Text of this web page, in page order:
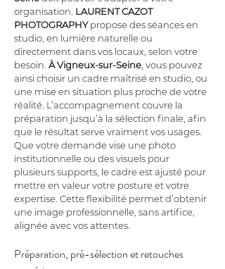
organisation. LAURENT CAZOT
PHOTOGRAPHY propose des séances en
studio, en lumière naturelle ou
directement dans vos locaux, selon votre
besoin. À Vigneux-sur-Seine , vous pouvez
ainsi choisir un cadre maîtrisé en studio, ou
une mise en situation plus proche de votre
réalité. L’accompagnement couvre la
préparation jusqu’à la sélection finale, afin
que le résultat serve vraiment vos usages.
Que votre demande vise une photo
institutionnelle ou des visuels pour
plusieurs supports, le cadre est ajusté pour
mettre en valeur votre posture et votre
expertise. Cette flexibilité permet d’obtenir
une image professionnelle, sans artifice,
alignée avec vos attentes.
Préparation, pré-sélection et retouches